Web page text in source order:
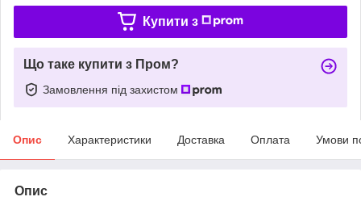
Купити з
Що таке купити з Пром?
Замовлення під захистом
Опис Характеристики Доставка Оплата Умови
Опис